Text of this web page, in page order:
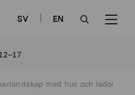
SV
EN
med hus och lador